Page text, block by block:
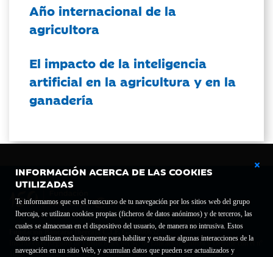
INFORMACIÓN ACERCA DE LAS COOKIES
UTILIZADAS
Te informamos que en el transcurso de tu navegación por los sitios web del grupo
Ibercaja, se utilizan cookies propias (ficheros de datos anónimos) y de terceros, las
cuales se almacenan en el dispositivo del usuario, de manera no intrusiva. Estos
datos se utilizan exclusivamente para habilitar y estudiar algunas interacciones de la
navegación en un sitio Web, y acumulan datos que pueden ser actualizados y
Año internacional de la
agricultora
El impacto de la inteligencia
artificial en la agricultura y en la
ganadería
Fundación Bancaria Ibercaja C.I.F. G-50000652.
Inscrita en el Registro de Fundaciones del Mº de Educación, Cultura y Deporte con el nº
1689.